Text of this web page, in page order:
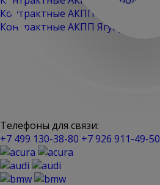
Контрактные АКПП Шкода
Контрактные АКПП Ягуар
Телефоны для связи:
+7 499 130-38-80 +7 926 911-49-50